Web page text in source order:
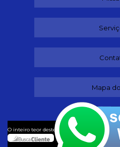
Mapa
O inteiro teor deste site está sujeito à